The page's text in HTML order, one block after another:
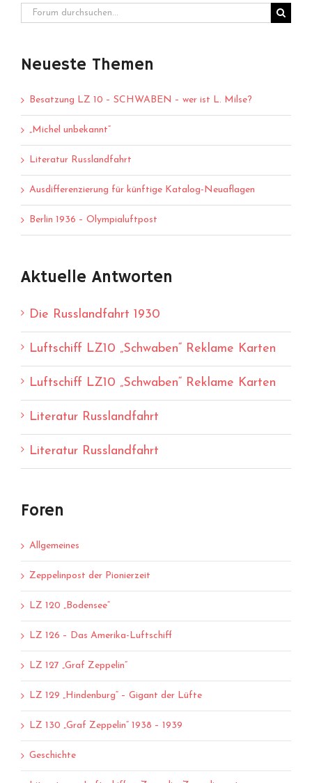
Neueste Themen
Besatzung LZ 10 – SCHWABEN – wer ist L. Milse?
„Michel unbekannt“
Literatur Russlandfahrt
Ausdifferenzierung für künftige Katalog-Neuaflagen
Berlin 1936 – Olympialuftpost
Aktuelle Antworten
Die Russlandfahrt 1930
Luftschiff LZ10 „Schwaben“ Reklame Karten
Luftschiff LZ10 „Schwaben“ Reklame Karten
Literatur Russlandfahrt
Literatur Russlandfahrt
Foren
Allgemeines
Zeppelinpost der Pionierzeit
LZ 120 „Bodensee“
LZ 126 – Das Amerika-Luftschiff
LZ 127 „Graf Zeppelin“
LZ 129 „Hindenburg“ – Gigant der Lüfte
LZ 130 „Graf Zeppelin“ 1938 – 1939
Geschichte